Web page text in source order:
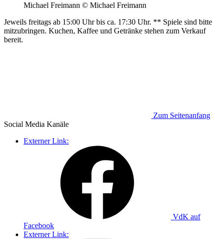
Michael Freimann © Michael Freimann
Jeweils freitags ab 15:00 Uhr bis ca. 17:30 Uhr. ** Spiele sind bitte
mitzubringen. Kuchen, Kaffee und Getränke stehen zum Verkauf
bereit.
Zum Seitenanfang
Social Media Kanäle
Externer Link:
VdK auf
Facebook
Externer Link: